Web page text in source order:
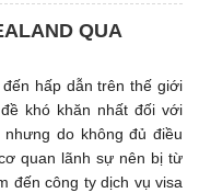
QUA
hấp dẫn trên thế giới
khó khăn nhất đối với
do không đủ điều
quan lãnh sự nên bị từ
đến công ty dịch vụ visa